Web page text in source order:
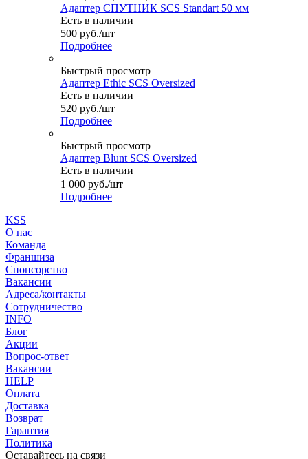
Адаптер СПУТНИК SCS Standart 50 мм
Есть в наличии
500 руб./шт
Подробнее
Быстрый просмотр
Адаптер Ethic SCS Oversized
Есть в наличии
520 руб./шт
Подробнее
Быстрый просмотр
Адаптер Blunt SCS Oversized
Есть в наличии
1 000 руб./шт
Подробнее
KSS
О нас
Команда
Франшиза
Спонсорство
Вакансии
Адреса/контакты
Сотрудничество
INFO
Блог
Акции
Вопрос-ответ
Вакансии
HELP
Оплата
Доставка
Возврат
Гарантия
Политика
Оставайтесь на связи